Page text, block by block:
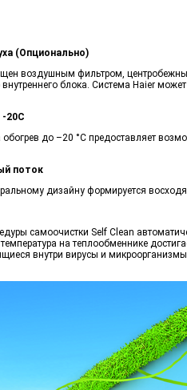
(Опционально)
воздушным фильтром,
внутреннего блока. Система Haier
-20С
до –20 °С предоставляет
поток
дизайну формируется
самоочистки Self Clean
на теплообменнике
внутри вирусы и